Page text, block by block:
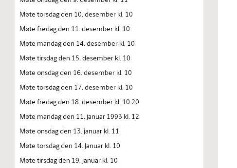
Møte torsdag den 10. desember kl. 10
Møte fredag den 11. desember kl. 10
Møte mandag den 14. desember kl. 10
Møte tirsdag den 15. desember kl. 10
Møte onsdag den 16. desember kl. 10
Møte torsdag den 17. desember kl. 10
Møte fredag den 18. desember kl. 10.20
Møte mandag den 11. januar 1993 kl. 12
Møte onsdag den 13. januar kl. 11
Møte torsdag den 14. januar kl. 10
Møte tirsdag den 19. januar kl. 10